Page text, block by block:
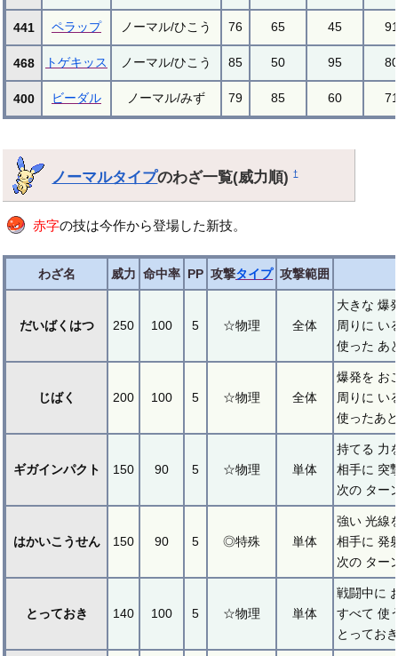
441 ペラップ ノーマル/ひこう 76 65 45 91
468 トゲキッス ノーマル/ひこう 85 50 95 80
400 ビーダル ノーマル/みず 79 85 60 71
ノーマルタイプのわざ一覧(威力順)†
赤字の技は今作から登場した新技。
わざ名 威力 命中率 PP 攻撃タイプ 攻撃範囲
だいばくはつ 250 100 5 ☆物理 全体
大きな 爆
周りに い
使った あ
じばく 200 100 5 ☆物理 全体
爆発を お
周りに い
使ったあ
ギガインパクト 150 90 5 ☆物理 単体
持てる 力
相手に 突
次の ター
はかいこうせん 150 90 5 ◎特殊 単体
強い 光線
相手に 発
次の ター
とっておき 140 100 5 ☆物理 単体
戦闘中に
すべて 使
とってお